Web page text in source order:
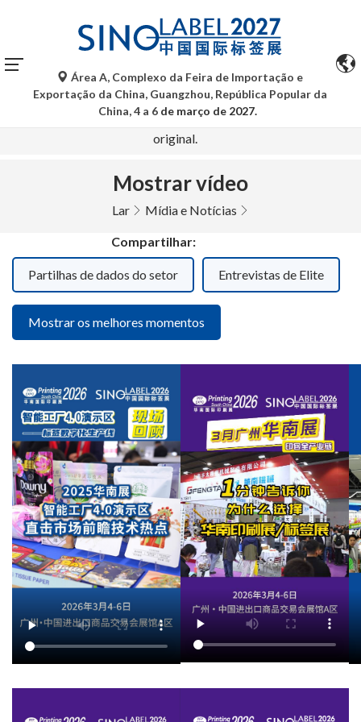
As traduções automáticas do Google Tradutor são apenas
para referência e podem conter imprecisões. Para
quaisquer dúvidas, consulte a versão original no idioma
original.
Área A, Complexo da Feira de Importação e
Exportação da China, Guangzhou, República Popular da
China, 4 a 6 de março de 2027.
Mostrar vídeo
Lar Mídia e Notícias
Compartilhar:
Partilhas de dados do setor Entrevistas de Elite
Mostrar os melhores momentos